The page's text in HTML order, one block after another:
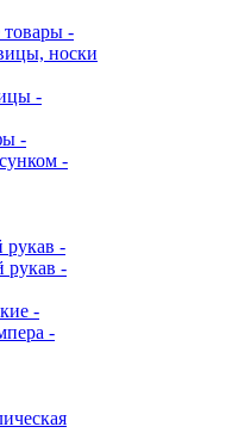
-
носки
-
-
-
-
рукав -
-
-